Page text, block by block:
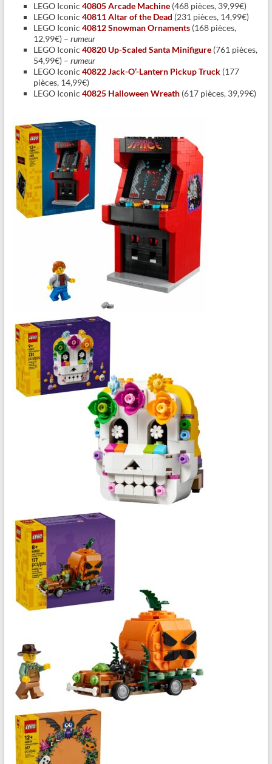
LEGO Iconic 40805 Arcade Machine(468 pièces, 39,99€)
LEGO Iconic 40811 Altar of the Dead (231 pièces, 14,99€)
LEGO Iconic 40812 Snowman Ornaments(168 pièces,
12,99€) – rumeur
LEGO Iconic 40820 Up-Scaled Santa Minifigure(761 pièces,
54,99€) – rumeur
LEGO Iconic 40822 Jack-O’-Lantern Pickup Truck(177
pièces, 14,99€)
LEGO Iconic 40825 Halloween Wreath(617 pièces, 39,99€)